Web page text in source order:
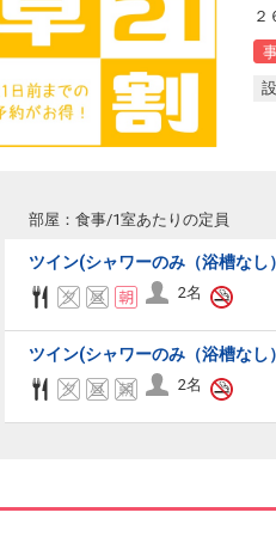
２
部屋：食事/1室あたりの定員
ツイン(シャワーのみ（浴槽なし
2名
ツイン(シャワーのみ（浴槽なし
2名